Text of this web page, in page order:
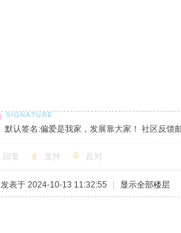
默认签名:偏爱是我家，发展靠大家！ 社区反馈
回复 支持 反对
发表于 2024-10-13 11:32:55 显示全部楼层